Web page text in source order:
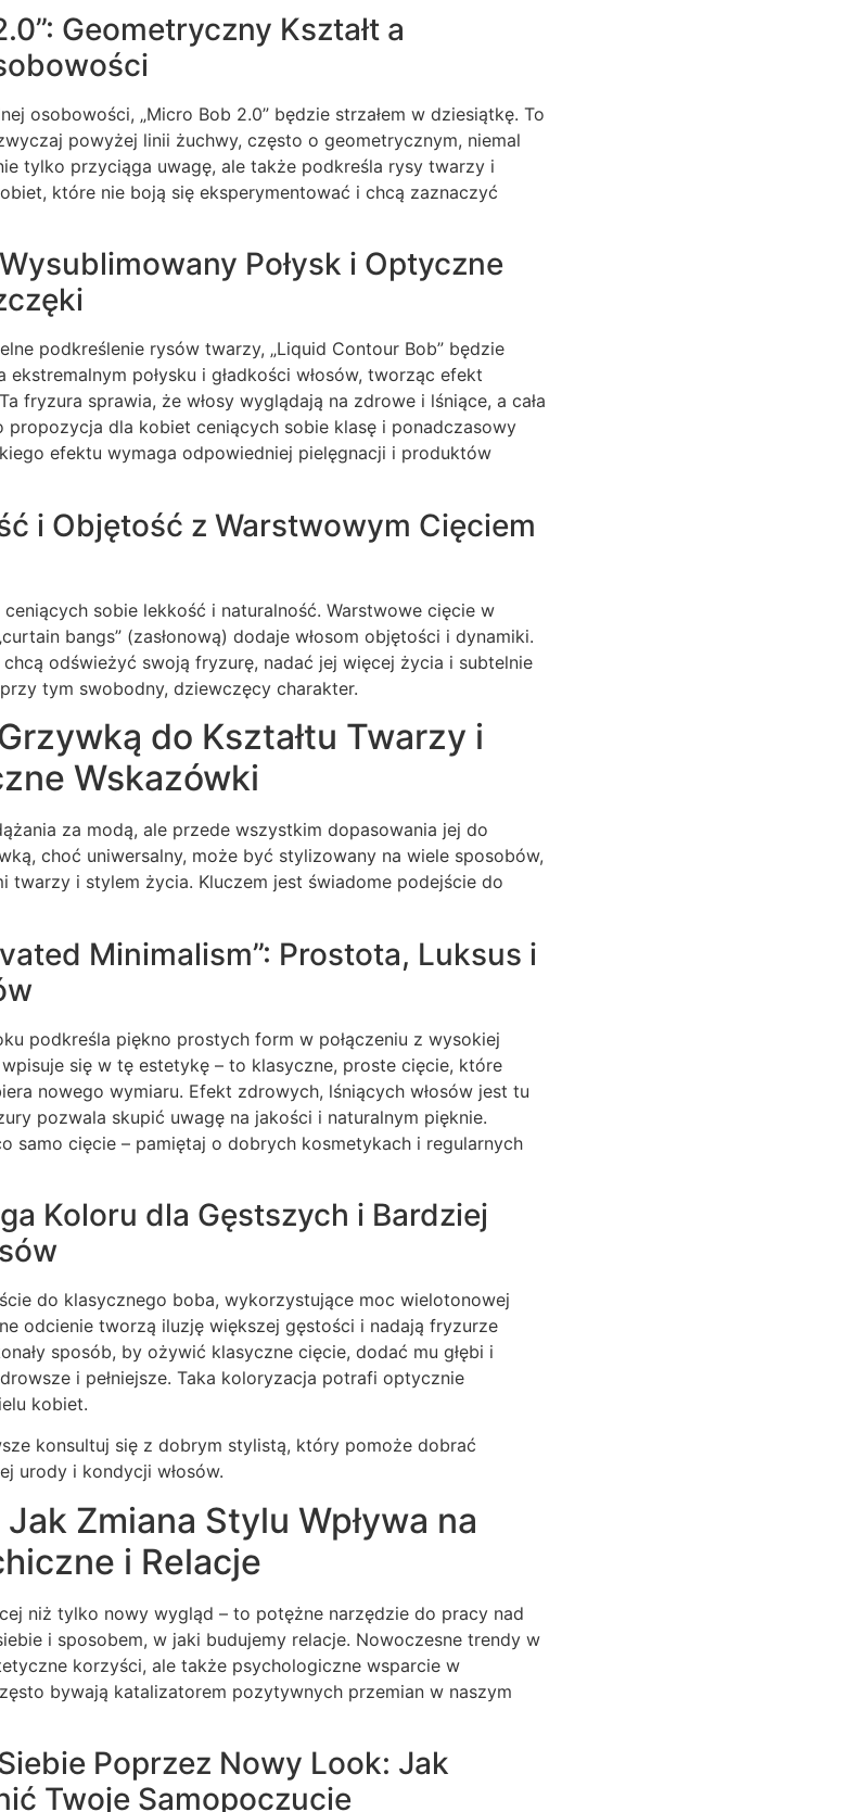
Geometryczny Kształt a
osobowości, „Micro Bob 2.0” będzie strzałem w dziesiątkę. To
powyżej linii żuchwy, często o geometrycznym, niemal
tylko przyciąga uwagę, ale także podkreśla rysy twarzy i
które nie boją się eksperymentować i chcą zaznaczyć
Połysk i Optyczne
podkreślenie rysów twarzy, „Liquid Contour Bob” będzie
ekstremalnym połysku i gładkości włosów, tworząc efekt
fryzura sprawia, że włosy wyglądają na zdrowe i lśniące, a cała
propozycja dla kobiet ceniących sobie klasę i ponadczasowy
efektu wymaga odpowiedniej pielęgnacji i produktów
i Objętość z Warstwowym Cięciem
sobie lekkość i naturalność. Warstwowe cięcie w
bangs” (zasłonową) dodaje włosom objętości i dynamiki.
odświeżyć swoją fryzurę, nadać jej więcej życia i subtelnie
tym swobodny, dziewczęcy charakter.
do Kształtu Twarzy i
Wskazówki
za modą, ale przede wszystkim dopasowania jej do
choć uniwersalny, może być stylizowany na wiele sposobów,
twarzy i stylem życia. Kluczem jest świadome podejście do
Minimalism”: Prostota, Luksus i
podkreśla piękno prostych form w połączeniu z wysokiej
się w tę estetykę – to klasyczne, proste cięcie, które
nowego wymiaru. Efekt zdrowych, lśniących włosów jest tu
pozwala skupić uwagę na jakości i naturalnym pięknie.
samo cięcie – pamiętaj o dobrych kosmetykach i regularnych
Koloru dla Gęstszych i Bardziej
do klasycznego boba, wykorzystujące moc wielotonowej
odcienie tworzą iluzję większej gęstości i nadają fryzurze
sposób, by ożywić klasyczne cięcie, dodać mu głębi i
i pełniejsze. Taka koloryzacja potrafi optycznie
kobiet.
konsultuj się z dobrym stylistą, który pomoże dobrać
urody i kondycji włosów.
Zmiana Stylu Wpływa na
i Relacje
niż tylko nowy wygląd – to potężne narzędzie do pracy nad
i sposobem, w jaki budujemy relacje. Nowoczesne trendy w
korzyści, ale także psychologiczne wsparcie w
bywają katalizatorem pozytywnych przemian w naszym
Poprzez Nowy Look: Jak
Twoje Samopoczucie